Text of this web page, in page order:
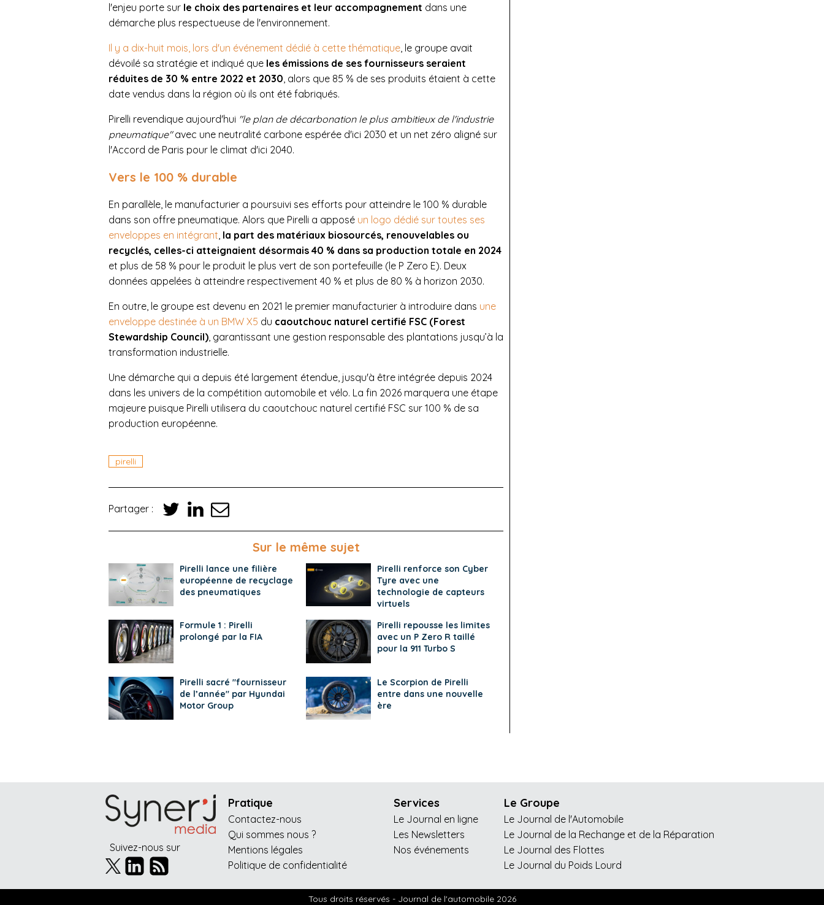
l'enjeu porte sur le choix des partenaires et leur accompagnement dans une
démarche plus respectueuse de l'environnement.
Il y a dix-huit mois, lors d'un événement dédié à cette thématique , le groupe avait
dévoilé sa stratégie et indiqué que les émissions de ses fournisseurs seraient
réduites de 30 % entre 2022 et 2030 , alors que 85 % de ses produits étaient à cette
date vendus dans la région où ils ont été fabriqués.
Pirelli revendique aujourd'hui "le plan de décarbonation le plus ambitieux de l'industrie
pneumatique"avec une neutralité carbone espérée d'ici 2030 et un net zéro aligné sur
l'Accord de Paris pour le climat d'ici 2040.
Vers le 100 % durable
En parallèle, le manufacturier a poursuivi ses efforts pour atteindre le 100 % durable
dans son offre pneumatique. Alors que Pirelli a apposé un logo dédié sur toutes ses
enveloppes en intégrant la part des matériaux biosourcés, renouvelables ou
recyclés, celles-ci atteignaient désormais 40 % dans sa production totale en 2024
et plus de 58 % pour le produit le plus vert de son portefeuille (le P Zero E). Deux
données appelées à atteindre respectivement 40 % et plus de 80 % à horizon 2030.
En outre, le groupe est devenu en 2021 le premier manufacturier à introduire dans une
enveloppe destinée à un BMW X5 du caoutchouc naturel certifié FSC (Forest
Stewardship Council) , garantissant une gestion responsable des plantations jusqu’à la
transformation industrielle.
Une démarche qui a depuis été largement étendue, jusqu'à être intégrée depuis 2024
dans les univers de la compétition automobile et vélo. La fin 2026 marquera une étape
majeure puisque Pirelli utilisera du caoutchouc naturel certifié FSC sur 100 % de sa
production européenne.
pirelli
Partager :
Sur le même sujet
Pirelli lance une filière
européenne de recyclage
des pneumatiques
Pirelli renforce son Cyber
Tyre avec une
technologie de capteurs
virtuels
Formule 1 : Pirelli
prolongé par la FIA
Pirelli repousse les limites
avec un P Zero R taillé
pour la 911 Turbo S
Pirelli sacré "fournisseur
de l’année" par Hyundai
Motor Group
Le Scorpion de Pirelli
entre dans une nouvelle
ère
Suivez-nous sur
Pratique
Contactez-nous
Qui sommes nous ?
Mentions légales
Politique de confidentialité
Services
Le Journal en ligne
Les Newsletters
Nos événements
Le Groupe
Le Journal de l'Automobile
Le Journal de la Rechange et de la Réparation
Le Journal des Flottes
Le Journal du Poids Lourd
Tous droits réservés - Journal de l'automobile 2026